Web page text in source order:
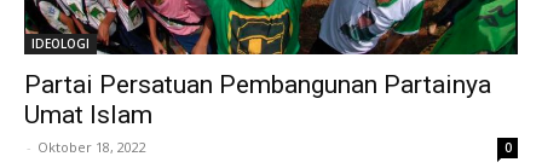
IDEOLOGI
Partai Persatuan Pembangunan Partainya
Umat Islam
- Oktober 18, 2022 0